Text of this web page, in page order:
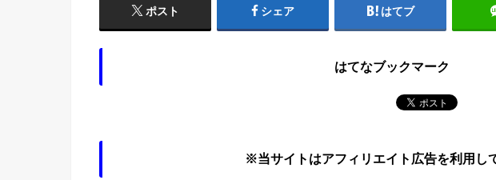
ポスト シェア はてブ
はてなブックマーク
※当サイトはアフィリエイト広告を利用し